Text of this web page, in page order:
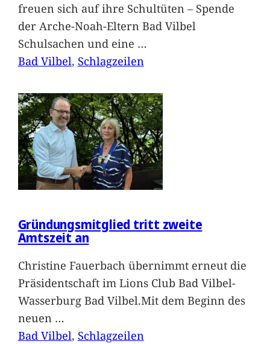
freuen sich auf ihre Schultüten – Spende
der Arche-Noah-Eltern Bad Vilbel
Schulsachen und eine …
Bad Vilbel, Schlagzeilen
Gründungsmitglied tritt zweite
Amtszeit an
Christine Fauerbach übernimmt erneut die
Präsidentschaft im Lions Club Bad Vilbel-
Wasserburg Bad Vilbel.Mit dem Beginn des
neuen …
Bad Vilbel, Schlagzeilen